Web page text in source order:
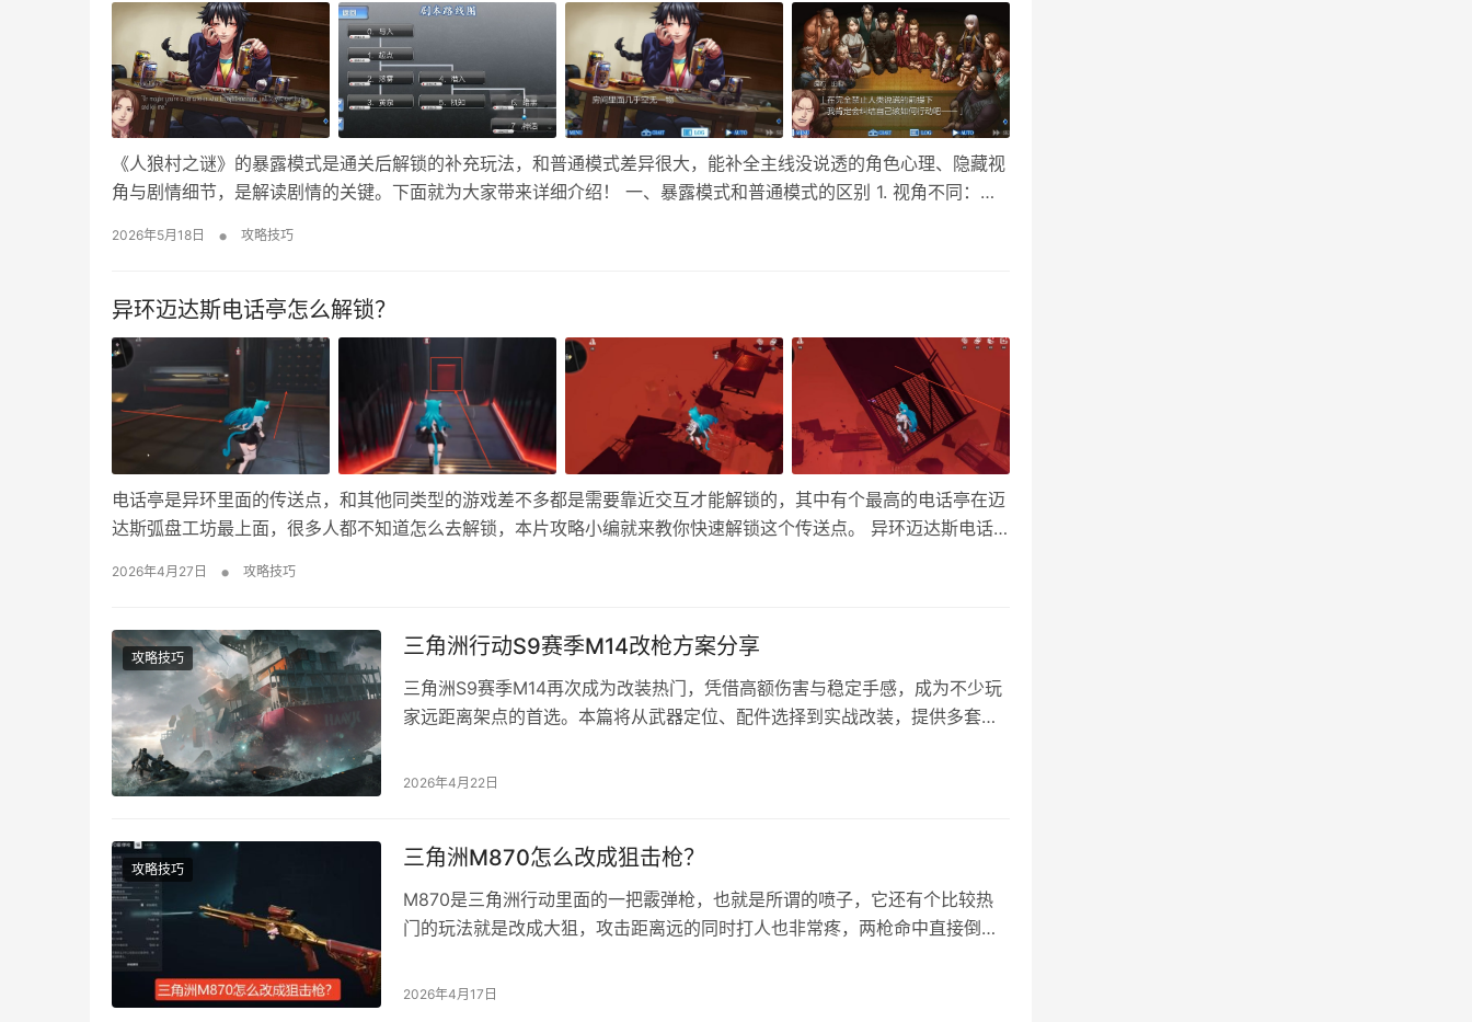
《人狼村之谜》的暴露模式是通关后解锁的补充玩法，和普通模式差异很大，能补全主线没说透的角色心理、隐藏视
角与剧情细节，是解读剧情的关键。下面就为大家带来详细介绍！ 一、暴露模式和普通模式的区别 1. 视角不同：普
2026年5月18日 • 攻略技巧
异环迈达斯电话亭怎么解锁？
电话亭是异环里面的传送点，和其他同类型的游戏差不多都是需要靠近交互才能解锁的，其中有个最高的电话亭在迈
达斯弧盘工坊最上面，很多人都不知道怎么去解锁，本片攻略小编就来教你快速解锁这个传送点。 异环迈达斯电话
门。 3、然后就会被直接传送到高点位置，到这里就正…
2026年4月27日 • 攻略技巧
攻略技巧 三角洲行动S9赛季M14改枪方案分享
三角洲S9赛季M14再次成为改装热门，凭借高额伤害与稳定手感，成为不少玩
家远距离架点的首选。本篇将从武器定位、配件选择到实战改装，提供多套主
装方案 M14的定位是大口径、全自动、高射速的射手步枪。其35米的射程设
2026年4月22日
攻略技巧 三角洲M870怎么改成狙击枪？
M870是三角洲行动里面的一把霰弹枪，也就是所谓的喷子，它还有个比较热
门的玩法就是改成大狙，攻击距离远的同时打人也非常疼，两枪命中直接倒
M870改装狙击枪怎么改？ 三角洲M870狙击枪改枪码： M870霰弹枪-烽火地
2026年4月17日